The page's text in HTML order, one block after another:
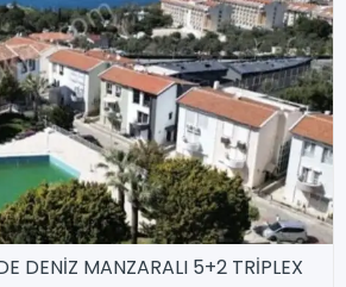
DENİZ MANZARALI 5+2 TRİPLEX